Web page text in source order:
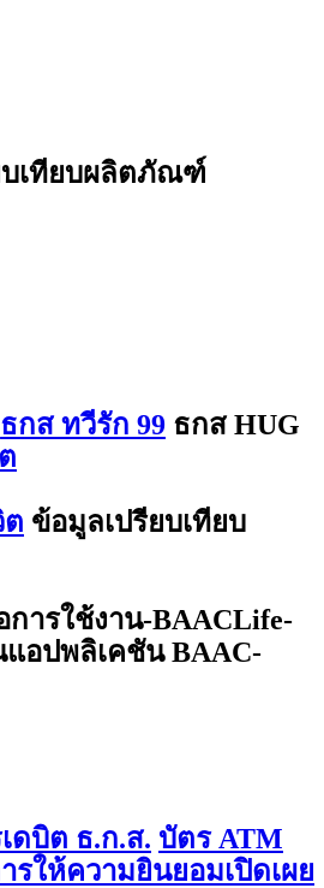
บเทียบผลิตภัณฑ์
ธกส ทวีรัก 99 ธกส HUG
ต ข้อมูลเปรียบเทียบ
การใช้งาน-BAACLife-
อปพลิเคชัน BAAC-
ดบิต ธ.ก.ส. บัตร ATM
รให้ความยินยอมเปิดเผย